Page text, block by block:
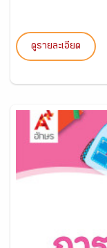
ดูรายละเอียด